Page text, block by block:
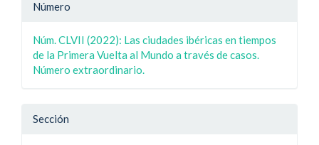
artículo
Número
Núm. CLVII (2022): Las ciudades ibéricas en tiempos
de la Primera Vuelta al Mundo a través de casos.
Número extraordinario.
Sección